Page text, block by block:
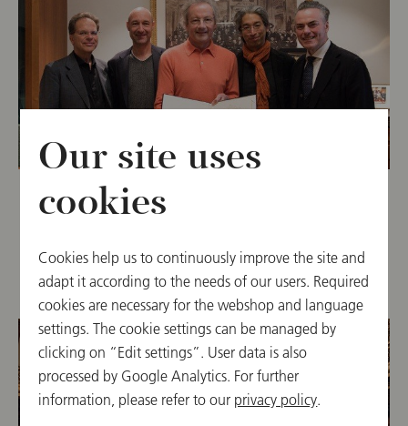
2024年4月22日
Membership for Franz Welser-Möst
Our site uses
cookies
Cookies help us to continuously improve the site and
adapt it according to the needs of our users. Required
cookies are necessary for the webshop and language
settings. The cookie settings can be managed by
clicking on “Edit settings”. User data is also
processed by Google Analytics. For further
information, please refer to our privacy policy.